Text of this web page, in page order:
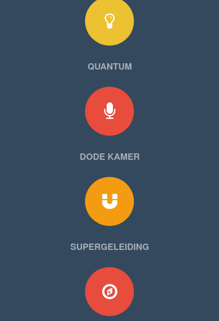
QUANTUM
DODE KAMER
SUPERGELEIDING